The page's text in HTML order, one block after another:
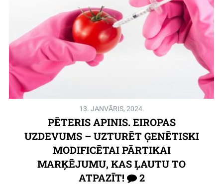
13. JANVĀRIS, 2024.
PĒTERIS APINIS. EIROPAS
UZDEVUMS – UZTURĒT ĢENĒTISKI
MODIFICĒTAI PĀRTIKAI
MARĶĒJUMU, KAS ĻAUTU TO
ATPAZĪT!
2